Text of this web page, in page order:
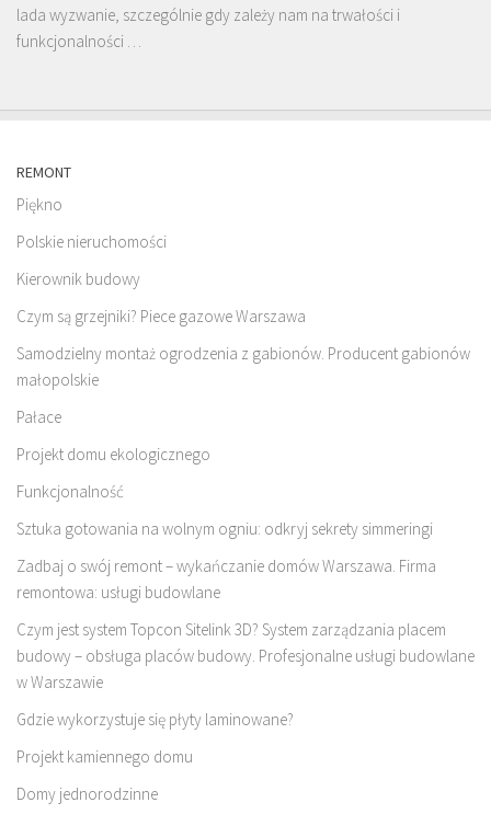
lada wyzwanie, szczególnie gdy zależy nam na trwałości i
funkcjonalności …
REMONT
Piękno
Polskie nieruchomości
Kierownik budowy
Czym są grzejniki? Piece gazowe Warszawa
Samodzielny montaż ogrodzenia z gabionów. Producent gabionów
małopolskie
Pałace
Projekt domu ekologicznego
Funkcjonalność
Sztuka gotowania na wolnym ogniu: odkryj sekrety simmeringi
Zadbaj o swój remont – wykańczanie domów Warszawa. Firma
remontowa: usługi budowlane
Czym jest system Topcon Sitelink 3D? System zarządzania placem
budowy – obsługa placów budowy. Profesjonalne usługi budowlane
w Warszawie
Gdzie wykorzystuje się płyty laminowane?
Projekt kamiennego domu
Domy jednorodzinne